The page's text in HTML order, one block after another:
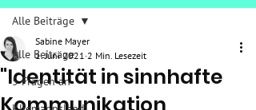
Alle Beiträge
5 Fragen an
Alle Beiträge
"Identität in sinnhafte
Sabine Mayer
1. Juni 2021 2 Min. Lesezeit